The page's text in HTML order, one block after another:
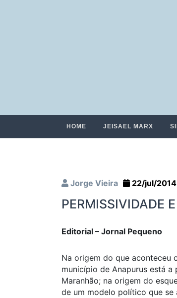
HOME JEISAEL MARX
Jorge Vieira 22/jul/2014
PERMISSIVIDADE
Editorial – Jornal Pequeno
Na origem do que aconteceu
município de Anapurus está
Maranhão; na origem do
de um modelo político que se